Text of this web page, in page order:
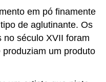
em pó finamente
de aglutinante. Os
no século XVII foram
um produto